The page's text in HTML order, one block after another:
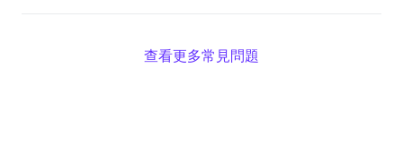
查看更多常見問題